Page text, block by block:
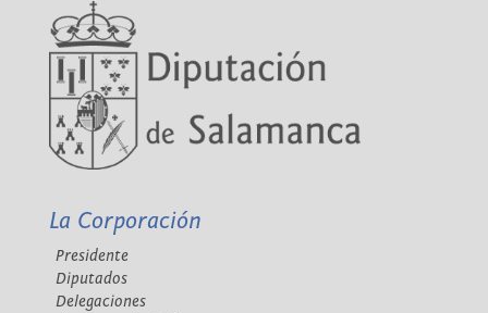
La Corporación
Presidente
Diputados
Delegaciones